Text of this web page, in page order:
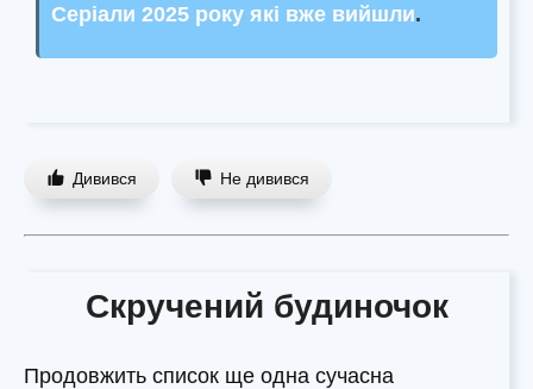
Серіали 2025 року які вже вийшли.
Дивився Не дивився
Скручений будиночок
Продовжить список ще одна сучасна